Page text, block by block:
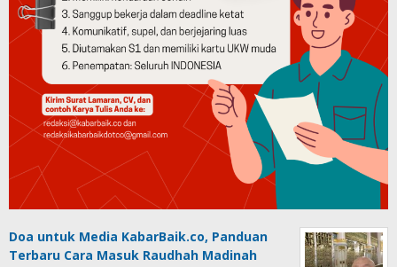
Doa untuk Media KabarBaik.co, Panduan
Terbaru Cara Masuk Raudhah Madinah